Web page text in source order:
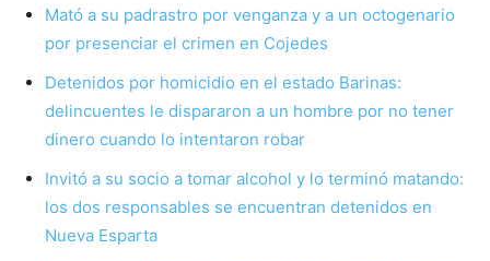
Mató a su padrastro por venganza y a un octogenario
por presenciar el crimen en Cojedes
Detenidos por homicidio en el estado Barinas:
delincuentes le dispararon a un hombre por no tener
dinero cuando lo intentaron robar
Invitó a su socio a tomar alcohol y lo terminó matando:
los dos responsables se encuentran detenidos en
Nueva Esparta